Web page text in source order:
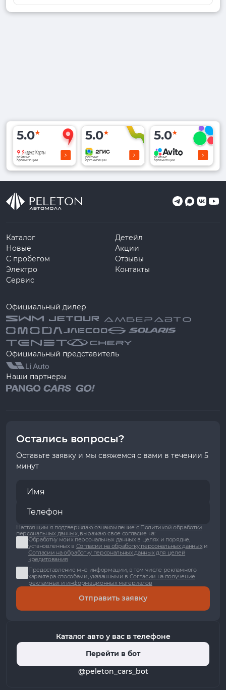
5.0
рейтинг
организации
5.0
рейтинг
организации
5.0
рейтинг
организации
Каталог
Новые
С пробегом
Электро
Сервис
Детейл
Акции
Отзывы
Контакты
Официальный дилер
Официальный представитель
Наши партнеры
Остались вопросы?
Оставьте заявку и мы свяжемся с вами в течении 5
минут
Настоящим я подтверждаю ознакомление с Политикой обработки
персональных данных , выражаю свое согласие на:
Обработку моих персональных данных в целях и порядке,
установленных в Согласии на обработку персональных данных и
Согласии на обработку персональных данных для целей
кредитования
Предоставление мне информации, в том числе рекламного
характера способами, указанными в Согласии на получение
рекламных и информационных материалов
Отправить заявку
Каталог авто у вас в телефоне
Перейти в бот
@peleton_cars_bot